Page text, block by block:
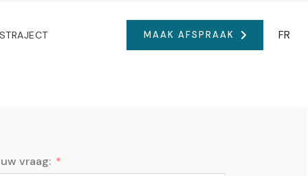
MAAK AFSPRAAK FR
vraag: